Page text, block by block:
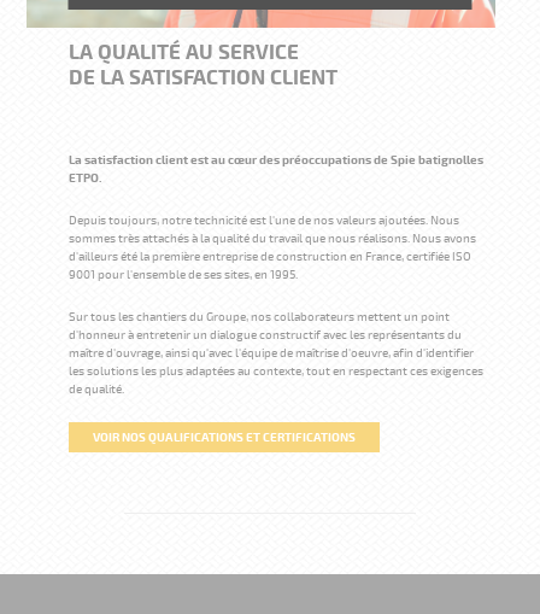
LA QUALITÉ AU SERVICE
DE LA SATISFACTION CLIENT
La satisfaction client est au cœur des préoccupations de Spie batignolles
ETPO.
Depuis toujours, notre technicité est l'une de nos valeurs ajoutées. Nous
sommes très attachés à la qualité du travail que nous réalisons. Nous avons
d'ailleurs été la première entreprise de construction en France, certifiée ISO
9001 pour l'ensemble de ses sites, en 1995.
Sur tous les chantiers du Groupe, nos collaborateurs mettent un point
d'honneur à entretenir un dialogue constructif avec les représentants du
maître d'ouvrage, ainsi qu'avec l'équipe de maîtrise d'oeuvre, afin d'identifier
les solutions les plus adaptées au contexte, tout en respectant ces exigences
de qualité.
VOIR NOS QUALIFICATIONS ET CERTIFICATIONS